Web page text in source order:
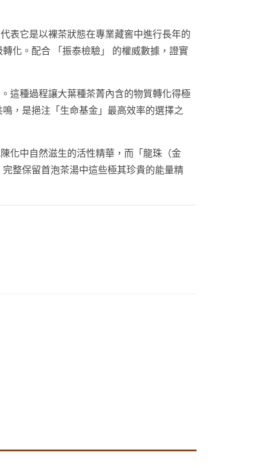
表它是以裸茶狀態在專業藏窖中進行長年的
化。配合 「振泰檢驗」 的權威數據，證實
這種過程讓大葉種茶菁內含的物質轉化得極
，是挹注「生命基金」最高效率的選擇之
化中自然滋生的活性精華，而「龍珠（金
整保留首泡茶湯中這些極其珍貴的能量精